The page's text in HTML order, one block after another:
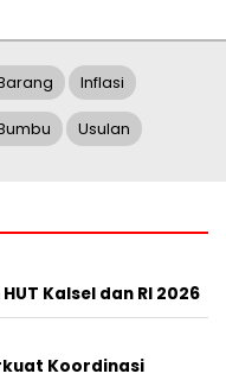
Inflasi
Usulan
Kalsel dan RI 2026
Koordinasi